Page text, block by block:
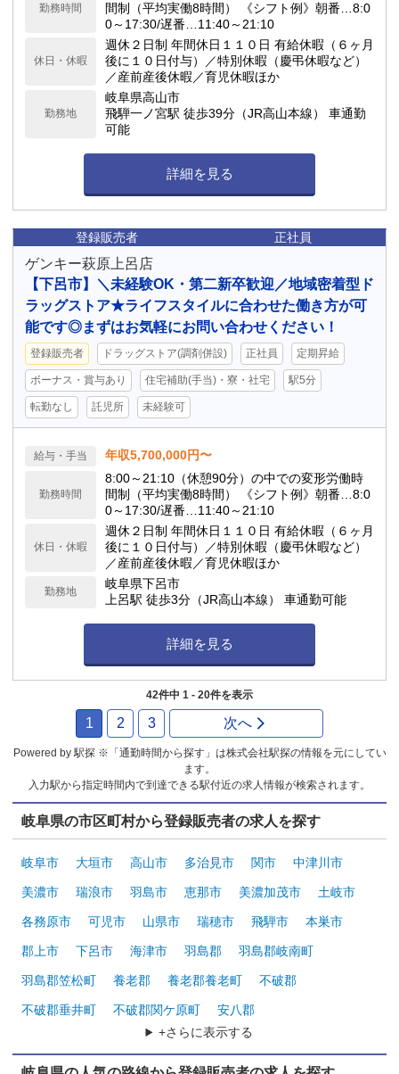
勤務時間
間制（平均実働8時間） 《シフト例》朝番…8:0
0～17:30/遅番…11:40～21:10
休日・休暇
週休２日制 年間休日１１０日 有給休暇（６ヶ月
後に１０日付与）／特別休暇（慶弔休暇など）
／産前産後休暇／育児休暇ほか
勤務地
岐阜県高山市
飛騨一ノ宮駅 徒歩39分（JR高山本線） 車通勤
可能
詳細を見る
登録販売者 正社員
ゲンキー萩原上呂店
【下呂市】＼未経験OK・第二新卒歓迎／地域密着型ド
ラッグストア★ライフスタイルに合わせた働き方が可
能です◎まずはお気軽にお問い合わせください！
登録販売者 ドラッグストア(調剤併設) 正社員 定期昇給
ボーナス・賞与あり 住宅補助(手当)・寮・社宅 駅5分
転勤なし 託児所 未経験可
給与・手当 年収5,700,000円〜
勤務時間
8:00～21:10（休憩90分）の中での変形労働時
間制（平均実働8時間） 《シフト例》朝番…8:0
0～17:30/遅番…11:40～21:10
休日・休暇
週休２日制 年間休日１１０日 有給休暇（６ヶ月
後に１０日付与）／特別休暇（慶弔休暇など）
／産前産後休暇／育児休暇ほか
勤務地
岐阜県下呂市
上呂駅 徒歩3分（JR高山本線） 車通勤可能
詳細を見る
42件中 1 - 20件を表示
1 2 3 次へ
Powered by 駅探 ※「通勤時間から探す」は株式会社駅探の情報を元にしてい
ます。
入力駅から指定時間内で到達できる駅付近の求人情報が検索されます。
岐阜県の市区町村から登録販売者の求人を探す
岐阜市 大垣市 高山市 多治見市 関市 中津川市
美濃市 瑞浪市 羽島市 恵那市 美濃加茂市 土岐市
各務原市 可児市 山県市 瑞穂市 飛騨市 本巣市
郡上市 下呂市 海津市 羽島郡 羽島郡岐南町
羽島郡笠松町 養老郡 養老郡養老町 不破郡
不破郡垂井町 不破郡関ケ原町
安八郡
+さらに表示する